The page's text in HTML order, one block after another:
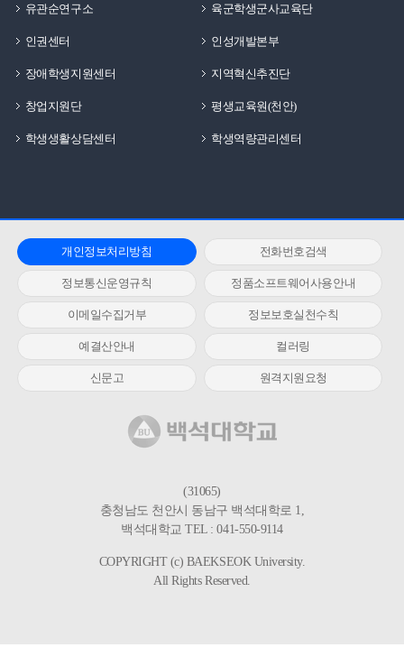
유관순연구소 육군학생군사교육단
인권센터 인성개발본부
장애학생지원센터 지역혁신추진단
창업지원단 평생교육원(천안)
학생생활상담센터 학생역량관리센터
개인정보처리방침 전화번호검색
정보통신운영규칙 정품소프트웨어사용안내
이메일수집거부 정보보호실천수칙
예결산안내 컬러링
신문고 원격지원요청
(31065)
충청남도 천안시 동남구 백석대학로 1,
백석대학교 TEL : 041-550-9114
COPYRIGHT (c) BAEKSEOK University.
All Rights Reserved.